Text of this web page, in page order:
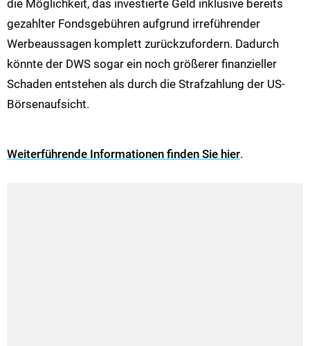
die Möglichkeit, das investierte Geld inklusive bereits
gezahlter Fondsgebühren aufgrund irreführender
Werbeaussagen komplett zurückzufordern. Dadurch
könnte der DWS sogar ein noch größerer finanzieller
Schaden entstehen als durch die Strafzahlung der US-
Börsenaufsicht.
Weiterführende Informationen finden Sie hier.